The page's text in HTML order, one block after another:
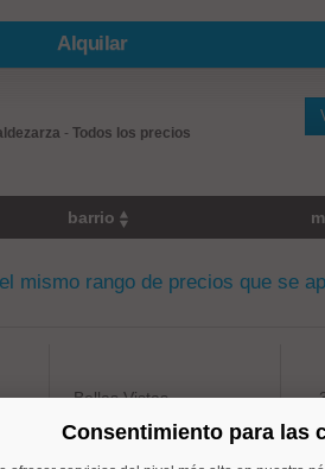
Alquilar
- Todos los precios
barrio
mismo rango de precios que se
Bellas Vistas
Consentimiento para las